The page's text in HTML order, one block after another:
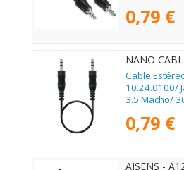
0,79 €
NANO
Cable
10.24.0100/
3.5 Macho/
0,79 €
AISENS -